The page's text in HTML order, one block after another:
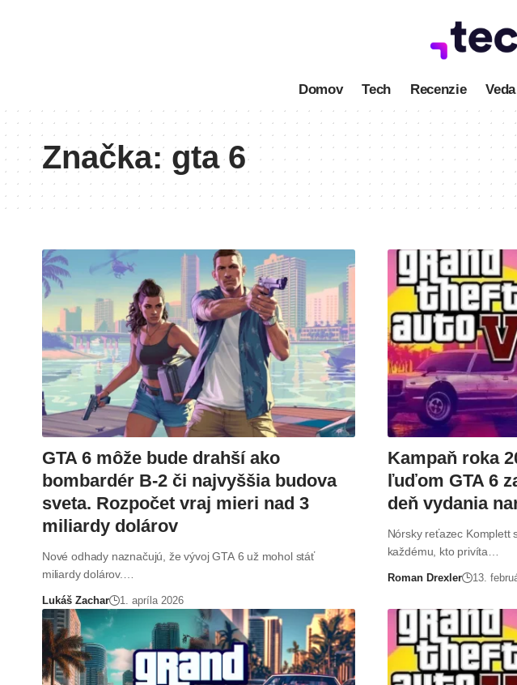
Domov Tech Recenzie Veda
Značka: gta 6
GTA 6 môže bude drahší ako
bombardér B-2 či najvyššia budova
sveta. Rozpočet vraj mieri nad 3
miliardy dolárov
Nové odhady naznačujú, že vývoj GTA 6 už mohol stáť
miliardy dolárov.…
Lukáš Zachar 1. apríla 2026
Kampaň roka
ľuďom GTA 6
deň vydania
Nórsky reťazec Komplett
každému, kto privíta…
Roman Drexler 13.